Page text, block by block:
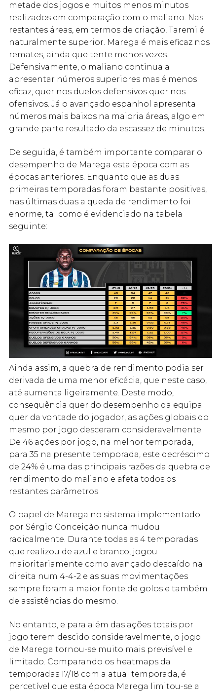
metade dos jogos e muitos menos minutos
realizados em comparação com o maliano. Nas
restantes áreas, em termos de criação, Taremi é
naturalmente superior. Marega é mais eficaz nos
remates, ainda que tente menos vezes.
Defensivamente, o maliano continua a
apresentar números superiores mas é menos
eficaz, quer nos duelos defensivos quer nos
ofensivos. Já o avançado espanhol apresenta
números mais baixos na maioria áreas, algo em
grande parte resultado da escassez de minutos.
De seguida, é também importante comparar o
desempenho de Marega esta época com as
épocas anteriores. Enquanto que as duas
primeiras temporadas foram bastante positivas,
nas últimas duas a queda de rendimento foi
enorme, tal como é evidenciado na tabela
seguinte:
Ainda assim, a quebra de rendimento podia ser
derivada de uma menor eficácia, que neste caso,
até aumenta ligeiramente. Deste modo,
consequência quer do desempenho da equipa
quer da vontade do jogador, as ações globais do
mesmo por jogo desceram consideravelmente.
De 46 ações por jogo, na melhor temporada,
para 35 na presente temporada, este decréscimo
de 24% é uma das principais razões da quebra de
rendimento do maliano e afeta todos os
restantes parâmetros.
O papel de Marega no sistema implementado
por Sérgio Conceição nunca mudou
radicalmente. Durante todas as 4 temporadas
que realizou de azul e branco, jogou
maioritariamente como avançado descaído na
direita num 4-4-2 e as suas movimentações
sempre foram a maior fonte de golos e também
de assistências do mesmo.
No entanto, e para além das ações totais por
jogo terem descido consideravelmente, o jogo
de Marega tornou-se muito mais previsível e
limitado. Comparando os heatmaps da
temporadas 17/18 com a atual temporada, é
percetível que esta época Marega limitou-se a